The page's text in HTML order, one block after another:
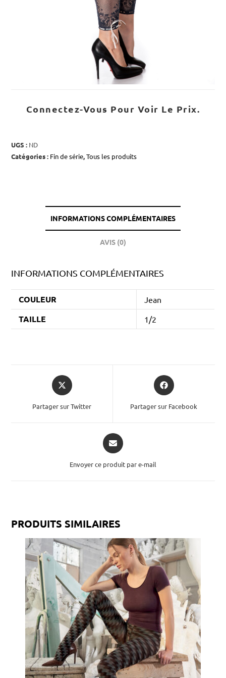
Connectez-Vous Pour Voir Le Prix.
UGS : ND
Catégories : Fin de série,Tous les produits
INFORMATIONS COMPLÉMENTAIRES
AVIS (0)
INFORMATIONS COMPLÉMENTAIRES
COULEUR Jean
TAILLE 1/2
Partager sur Twitter Partager sur Facebook
Envoyer ce produit par e-mail
PRODUITS SIMILAIRES